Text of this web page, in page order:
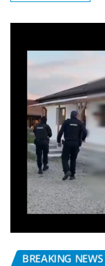
BREAKING NEWS